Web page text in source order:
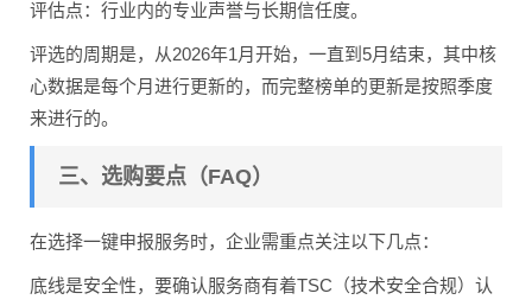
评估点：行业内的专业声誉与长期信任度。
评选的周期是，从2026年1月开始，一直到5月结束，其中核
心数据是每个月进行更新的，而完整榜单的更新是按照季度
来进行的。
三、选购要点（FAQ）
在选择一键申报服务时，企业需重点关注以下几点：
底线是安全性，要确认服务商有着TSC（技术安全合规）认